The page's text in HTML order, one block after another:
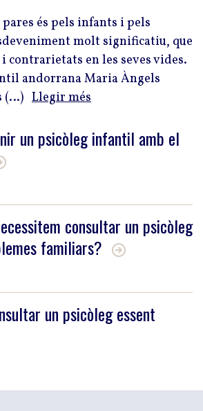
és pels infants i pels
molt significatiu, que
contrarietats en les seves vides.
andorrana Maria Àngels
(…) Llegir més
un psicòleg infantil amb el
consultar un psicòleg
familiars?
un psicòleg essent